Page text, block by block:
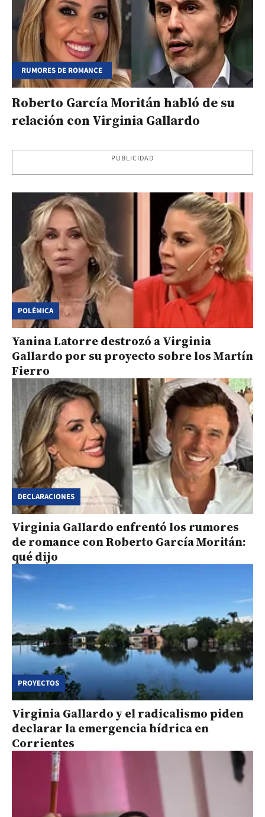
RUMORES DE ROMANCE
Roberto García Moritán habló de su
relación con Virginia Gallardo
PUBLICIDAD
POLÉMICA
Yanina Latorre destrozó a Virginia
Gallardo por su proyecto sobre los Martín
Fierro
DECLARACIONES
Virginia Gallardo enfrentó los rumores
de romance con Roberto García Moritán:
qué dijo
PROYECTOS
Virginia Gallardo y el radicalismo piden
declarar la emergencia hídrica en
Corrientes